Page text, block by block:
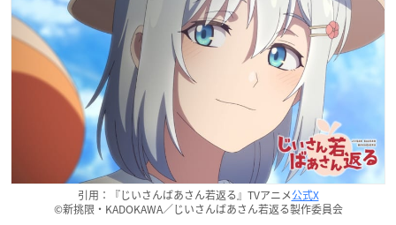
引用：『じいさんばあさん若返る』TVアニメ公式X
©新挑限・KADOKAWA／じいさんばあさん若返る製作委員会